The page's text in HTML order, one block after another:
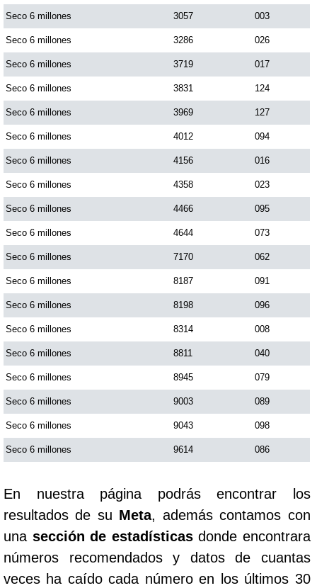
Saman de la suerte
Sinuano Día
Sinuano Noche
Super Chontico Noche
Seco 6 millones 3057 003
Seco 6 millones 3286 026
Seco 6 millones 3719 017
Seco 6 millones 3831 124
Seco 6 millones 3969 127
Seco 6 millones 4012 094
Seco 6 millones 4156 016
Seco 6 millones 4358 023
Seco 6 millones 4466 095
Seco 6 millones 4644 073
Seco 6 millones 7170 062
Seco 6 millones 8187 091
Seco 6 millones 8198 096
Seco 6 millones 8314 008
Seco 6 millones 8811 040
Seco 6 millones 8945 079
Seco 6 millones 9003 089
Seco 6 millones 9043 098
Seco 6 millones 9614 086
En nuestra página podrás encontrar los
resultados de su Meta, además contamos con
una sección de estadísticasdonde encontrara
números recomendados y datos de cuantas
veces ha caído cada número en los últimos 30